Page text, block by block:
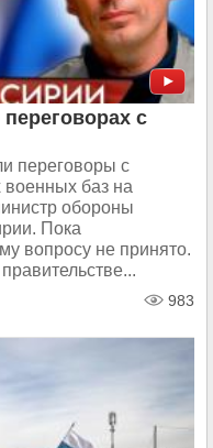
с
переговоры с
военных баз на
обороны
Пока
вопросу не принято.
983